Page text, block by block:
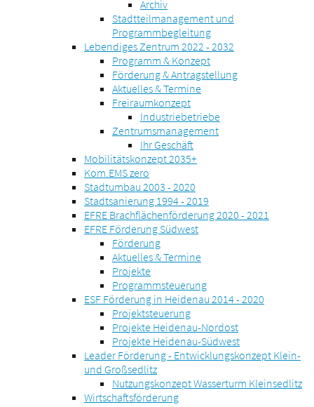
Archiv
Stadtteilmanagement und
Programmbegleitung
Lebendiges Zentrum 2022 - 2032
Programm & Konzept
Förderung & Antragstellung
Aktuelles & Termine
Freiraumkonzept
Industriebetriebe
Zentrumsmanagement
Ihr Geschäft
Mobilitätskonzept 2035+
Kom.EMS zero
Stadtumbau 2003 - 2020
Stadtsanierung 1994 - 2019
EFRE Brachflächenförderung 2020 - 2021
EFRE Förderung Südwest
Förderung
Aktuelles & Termine
Projekte
Programmsteuerung
ESF Förderung in Heidenau 2014 - 2020
Projektsteuerung
Projekte Heidenau-Nordost
Projekte Heidenau-Südwest
Leader Förderung - Entwicklungskonzept Klein-
und Großsedlitz
Nutzungskonzept Wasserturm Kleinsedlitz
Wirtschaftsförderung